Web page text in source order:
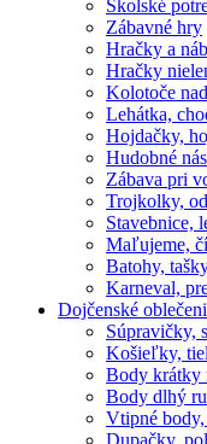
Školské
Zábavné hry
Hračky a
Hračky
Kolotoče
Lehátka,
Hojdačky,
Hudobné
Zábava pri
Trojkolky,
Stavebnice,
Maľujeme,
Batohy,
Karneval,
Dojčenské
Súpravičky,
Košieľky,
Body krátky
Body dlhý
Vtipné